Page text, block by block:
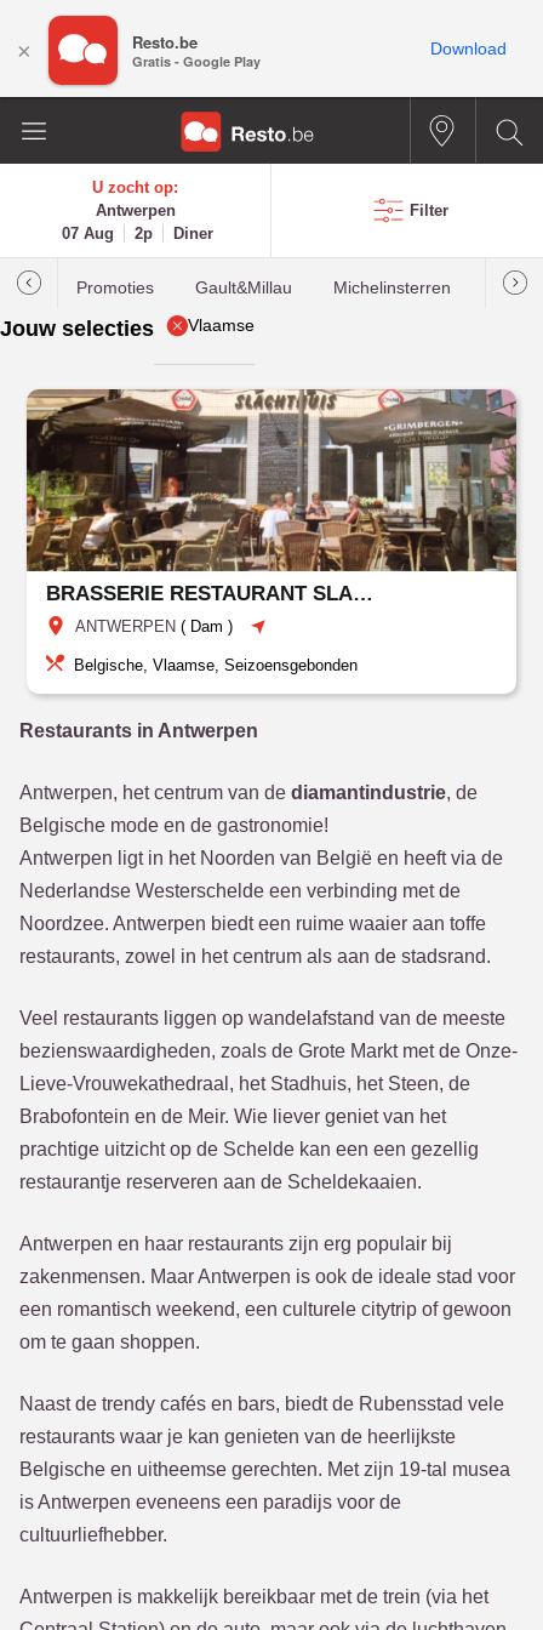
U zocht op:
Antwerpen
07 Aug
2p Diner
Filter
Promoties Gault&Millau Michelinsterren
Jouw selecties Vlaamse
BRASSERIE RESTAURANT SLACHTHUIS
ANTWERPEN ( Dam )
Belgische, Vlaamse, Seizoensgebonden
Restaurants in Antwerpen
Antwerpen, het centrum van de diamantindustrie, de
Belgische mode en de gastronomie!
Antwerpen ligt in het Noorden van België en heeft via de
Nederlandse Westerschelde een verbinding met de
Noordzee. Antwerpen biedt een ruime waaier aan toffe
restaurants, zowel in het centrum als aan de stadsrand.
Veel restaurants liggen op wandelafstand van de meeste
bezienswaardigheden, zoals de Grote Markt met de Onze-
Lieve-Vrouwekathedraal, het Stadhuis, het Steen, de
Brabofontein en de Meir. Wie liever geniet van het
prachtige uitzicht op de Schelde kan een een gezellig
restaurantje reserveren aan de Scheldekaaien.
Antwerpen en haar restaurants zijn erg populair bij
zakenmensen. Maar Antwerpen is ook de ideale stad voor
een romantisch weekend, een culturele citytrip of gewoon
om te gaan shoppen.
Naast de trendy cafés en bars, biedt de Rubensstad vele
restaurants waar je kan genieten van de heerlijkste
Belgische en uitheemse gerechten. Met zijn 19-tal musea
is Antwerpen eveneens een paradijs voor de
cultuurliefhebber.
Antwerpen is makkelijk bereikbaar met de trein (via het
× Resto.be
Gratis - Google Play
Download